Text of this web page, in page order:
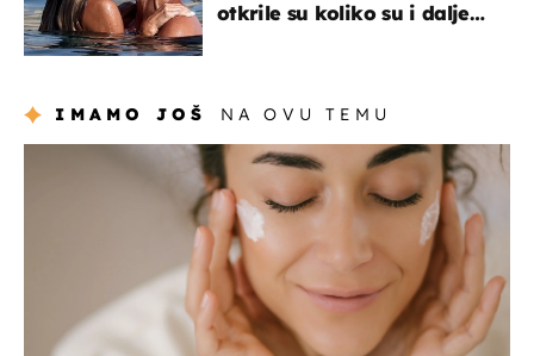
otkrile su koliko su i dalje
IMAMO JOŠ NA OVU TEMU
moda & ljepota